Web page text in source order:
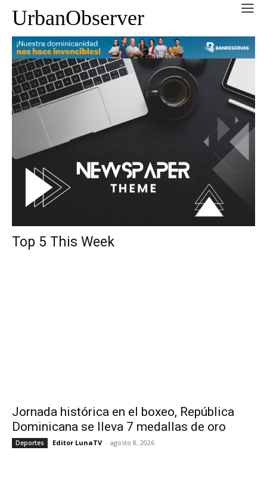
UrbanObserver
Top 5 This Week
Jornada histórica en el boxeo, República
Dominicana se lleva 7 medallas de oro
Deportes Editor LunaTV - agosto 8, 2026